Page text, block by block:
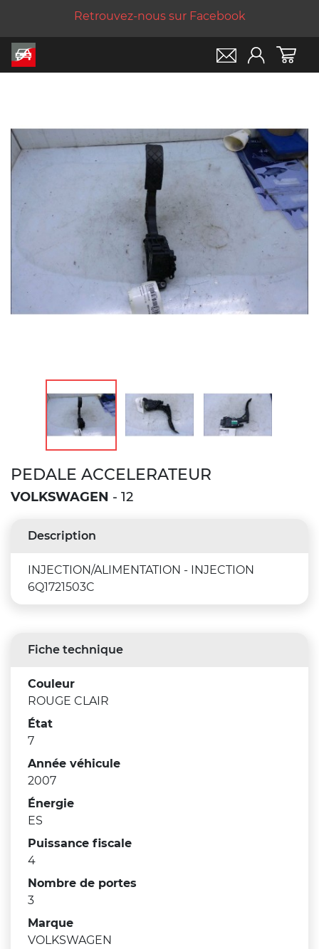
Retrouvez-nous sur Facebook
PEDALE ACCELERATEUR
VOLKSWAGEN - 12
Description
INJECTION/ALIMENTATION - INJECTION
6Q1721503C
Fiche technique
Couleur
ROUGE CLAIR
État
7
Année véhicule
2007
Énergie
ES
Puissance fiscale
4
Nombre de portes
3
Marque
VOLKSWAGEN